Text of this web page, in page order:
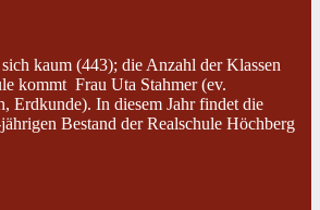
kaum (443); die Anzahl der Klassen
kommt Frau Uta Stahmer (ev.
Erdkunde). In diesem Jahr findet die
Bestand der Realschule Höchberg